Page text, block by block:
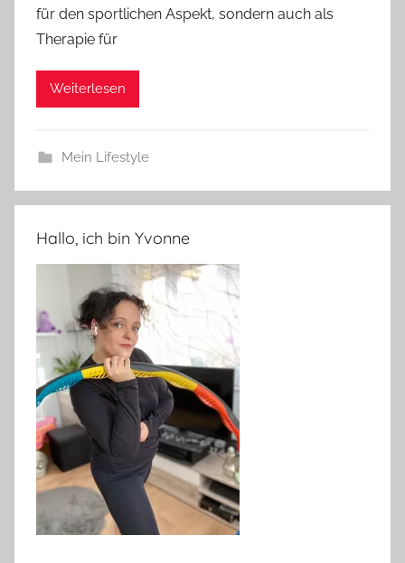
für den sportlichen Aspekt, sondern auch als
Therapie für
Weiterlesen
Mein Lifestyle
Hallo, ich bin Yvonne